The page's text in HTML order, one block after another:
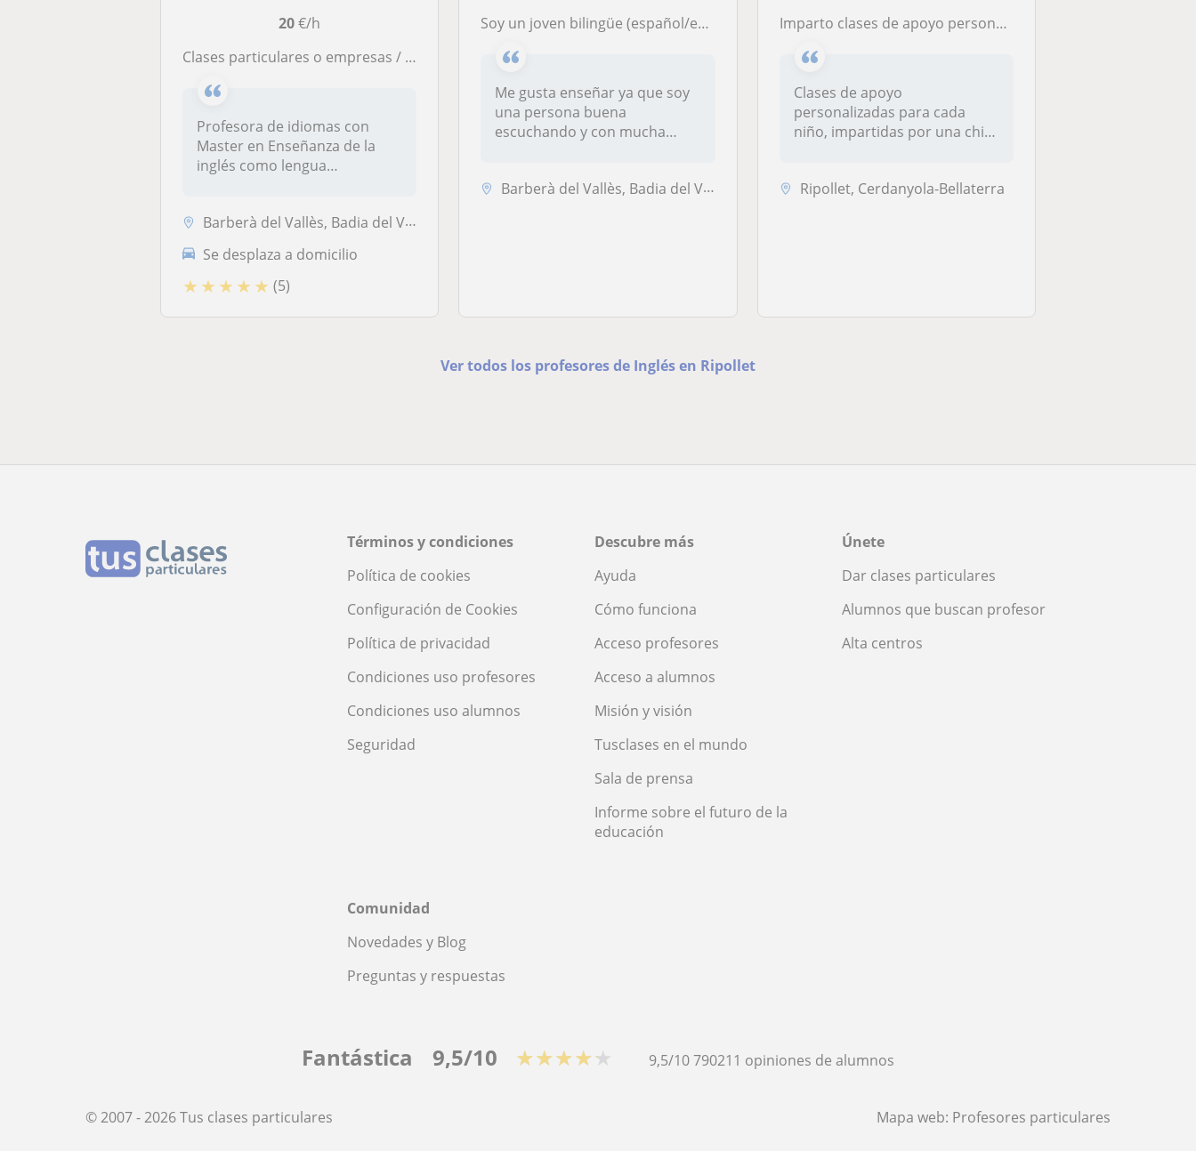
20€/h
Clases particulares o empresas / 25 años de experiencia
Profesora de idiomas con
Master en Enseñanza de la
inglés como lengua
Barberà del Vallès, Badia del Vallès, Ripollet, Santa Perpètua de Mogo...
Se desplaza a domicilio
★ ★ ★ ★ ★ (5)
Soy un joven bilingüe (español/english) con abilidades de enseñar el idioma inglés a cualquier persona dada mi versatilidad
Me gusta enseñar ya que soy
una persona buena
escuchando y con mucha
Barberà del Vallès, Badia del Vallès, Ripollet, Santa Perpètua de Mogo...
Imparto clases de apoyo personal y escolar a niños y niñas que lo necesiten
Clases de apoyo
personalizadas para cada
niño, impartidas por una chica
Ripollet, Cerdanyola-Bellaterra
Ver todos los profesores de Inglés en Ripollet
Términos y condiciones
Política de cookies
Configuración de Cookies
Política de privacidad
Condiciones uso profesores
Condiciones uso alumnos
Seguridad
Descubre más
Ayuda
Cómo funciona
Acceso profesores
Acceso a alumnos
Misión y visión
Tusclases en el mundo
Sala de prensa
Informe sobre el futuro de la
educación
Únete
Dar clases particulares
Alumnos que buscan profesor
Alta centros
Comunidad
Novedades y Blog
Preguntas y respuestas
Fantástica 9,5/10 ★★★★★ 9,5/10790211 opiniones de alumnos
© 2007 - 2026 Tus clases particulares Mapa web: Profesores particulares